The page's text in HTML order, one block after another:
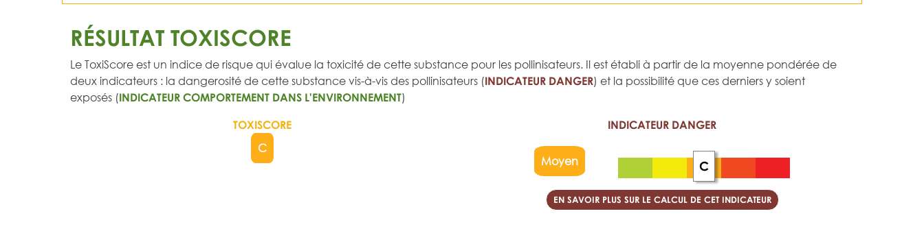
RÉSULTAT TOXISCORE
Le ToxiScore est un indice de risque qui évalue la toxicité de cette substance pour les pollinisateurs. Il est établi à partir de la moyenne pondérée de
deux indicateurs : la dangerosité de cette substance vis-à-vis des pollinisateurs (INDICATEUR DANGER) et la possibilité que ces derniers y soient
exposés (INDICATEUR COMPORTEMENT DANS L'ENVIRONNEMENT)
TOXISCORE
C
INDICATEUR DANGER
Moyen C
EN SAVOIR PLUS SUR LE CALCUL DE CET INDICATEUR